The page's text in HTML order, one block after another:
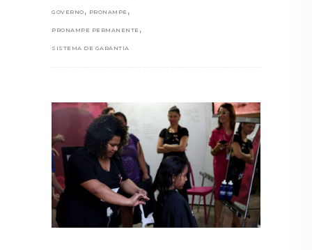
GOVERNO , PRONAMPE ,
PRONAMPE PERMANENTE ,
SISTEMA DE GARANTIA